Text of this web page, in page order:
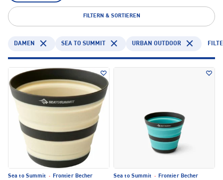
FILTERN & SORTIEREN
DAMEN SEA TO SUMMIT URBAN OUTDOOR
Sea to Summit · Frontier Becher Sea to Summit · Frontier Becher